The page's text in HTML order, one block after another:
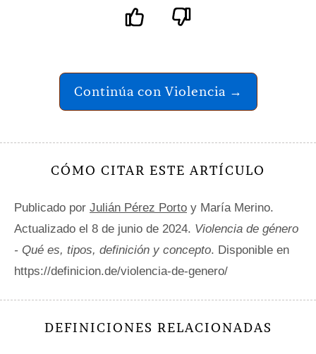
Continúa con Violencia →
CÓMO CITAR ESTE ARTÍCULO
Publicado por Julián Pérez Porto y María Merino.
Actualizado el 8 de junio de 2024. Violencia de género
- Qué es, tipos, definición y concepto. Disponible en
https://definicion.de/violencia-de-genero/
DEFINICIONES RELACIONADAS